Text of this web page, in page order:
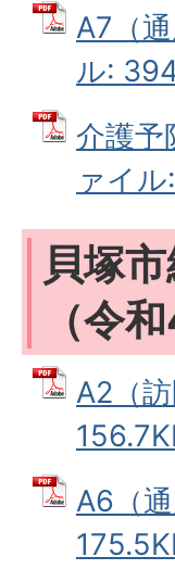
A7（
ル:
介護
ァイル
貝塚
（令
A2（
A6（